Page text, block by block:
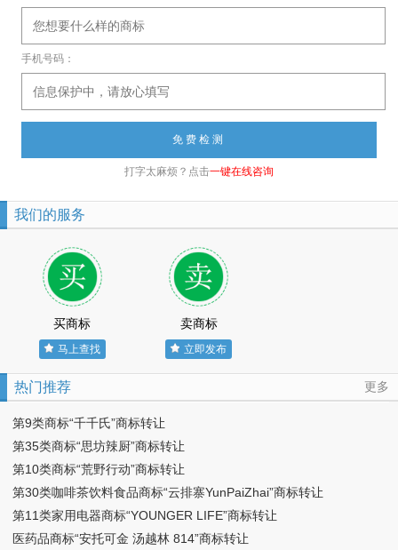
手机号码：
打字太麻烦？点击一键在线咨询
我们的服务
买商标
马上查找
卖商标
立即发布
更多
热门推荐
第9类商标“千千氏”商标转让
第35类商标“思坊辣厨”商标转让
第10类商标“荒野行动”商标转让
第30类咖啡茶饮料食品商标“云排寨YunPaiZhai”商标转让
第11类家用电器商标“YOUNGER LIFE”商标转让
医药品商标“安托可金 汤越林 814”商标转让